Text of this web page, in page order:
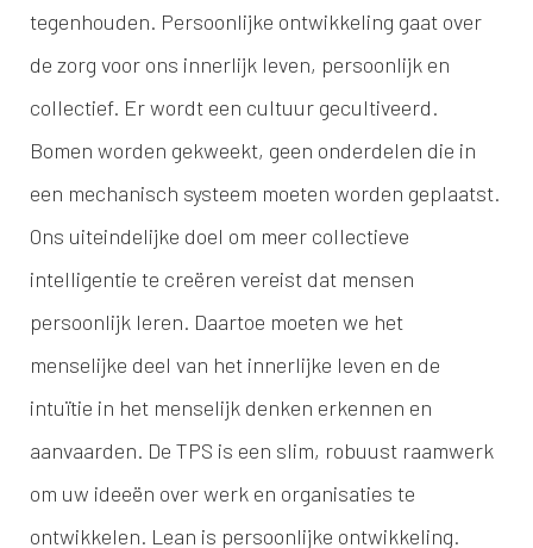
tegenhouden. Persoonlijke ontwikkeling gaat over
de zorg voor ons innerlijk leven, persoonlijk en
collectief. Er wordt een cultuur gecultiveerd.
Bomen worden gekweekt, geen onderdelen die in
een mechanisch systeem moeten worden geplaatst.
Ons uiteindelijke doel om meer collectieve
intelligentie te creëren vereist dat mensen
persoonlijk leren. Daartoe moeten we het
menselijke deel van het innerlijke leven en de
intuïtie in het menselijk denken erkennen en
aanvaarden. De TPS is een slim, robuust raamwerk
om uw ideeën over werk en organisaties te
ontwikkelen. Lean is persoonlijke ontwikkeling.